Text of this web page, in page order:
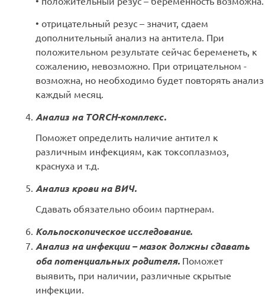
• отрицательный резус – значит, сдаем
дополнительный анализ на антитела. При
положительном результате сейчас беременеть, к
сожалению, невозможно. При отрицательном -
возможна, но необходимо будет повторять анализ
каждый месяц.
Анализ на TORCH-комплекс.
Поможет определить наличие антител к
различным инфекциям, как токсоплазмоз,
краснуха и т.д.
Анализ крови на ВИЧ.
Сдавать обязательно обоим партнерам.
Кольпоскопическое исследование.
Анализ на инфекции – мазок должны сдавать
оба потенциальных родителя. Поможет
выявить, при наличии, различные скрытые
инфекции.